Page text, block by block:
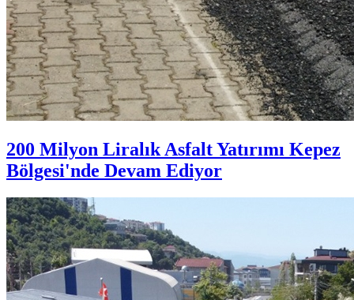
200 Milyon Liralık Asfalt Yatırımı Kepez
Bölgesi'nde Devam Ediyor